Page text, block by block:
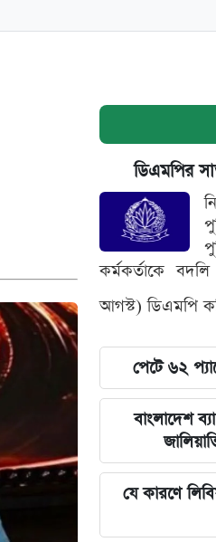
ডিএমপির
কর্মকর্তাকে
আগস্ট) ডিএমপি
পেটে ৬২
বাংলাদেশ
যে কারণে